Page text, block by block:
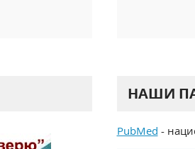
НАШИ
PubMed -